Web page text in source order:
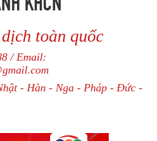
toàn quốc
/ Email:
- Hàn - Nga - Pháp - Đức -